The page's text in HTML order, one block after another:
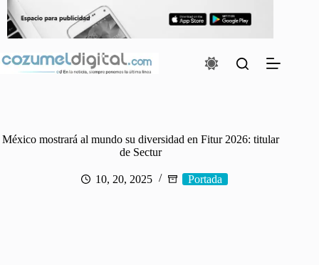
contenido
México mostrará al mundo su diversidad en Fitur 2026: titular
de Sectur
10, 20, 2025 Portada